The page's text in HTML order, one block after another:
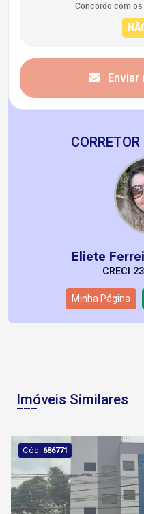
Concordo com os
Enviar
Eliete
CRECI
Minha Página
Imóveis Similares
Cód. 686771